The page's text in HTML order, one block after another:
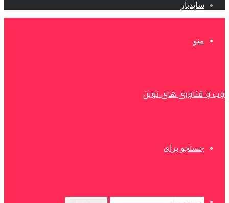
سایدبار
منو
وب و فناوری های نوین
جستجو برای